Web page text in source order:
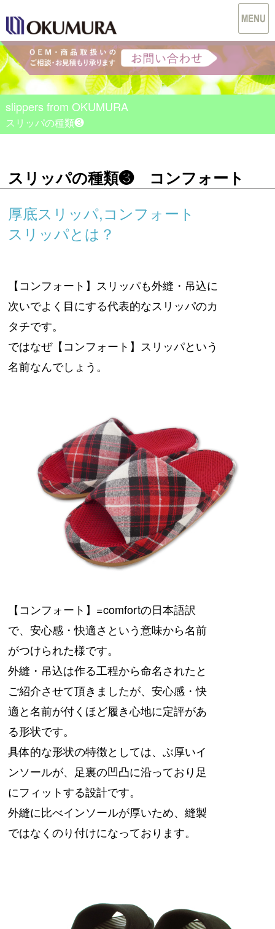
slippers from OKUMURA
スリッパの種類❸
スリッパの種類❸ コンフォート
厚底スリッパ,コンフォート
スリッパとは？
【コンフォート】スリッパも外縫・吊込に
次いでよく目にする代表的なスリッパのカ
タチです。
ではなぜ【コンフォート】スリッパという
名前なんでしょう。
【コンフォート】=comfortの日本語訳
で、安心感・快適さという意味から名前
がつけられた様です。
外縫・吊込は作る工程から命名されたと
ご紹介させて頂きましたが、安心感・快
適と名前が付くほど履き心地に定評があ
る形状です。
具体的な形状の特徴としては、ぶ厚いイ
ンソールが、足裏の凹凸に沿っており足
にフィットする設計です。
外縫に比べインソールが厚いため、縫製
ではなくのり付けになっております。